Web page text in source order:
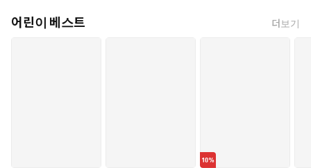
어린이 베스트 더보기